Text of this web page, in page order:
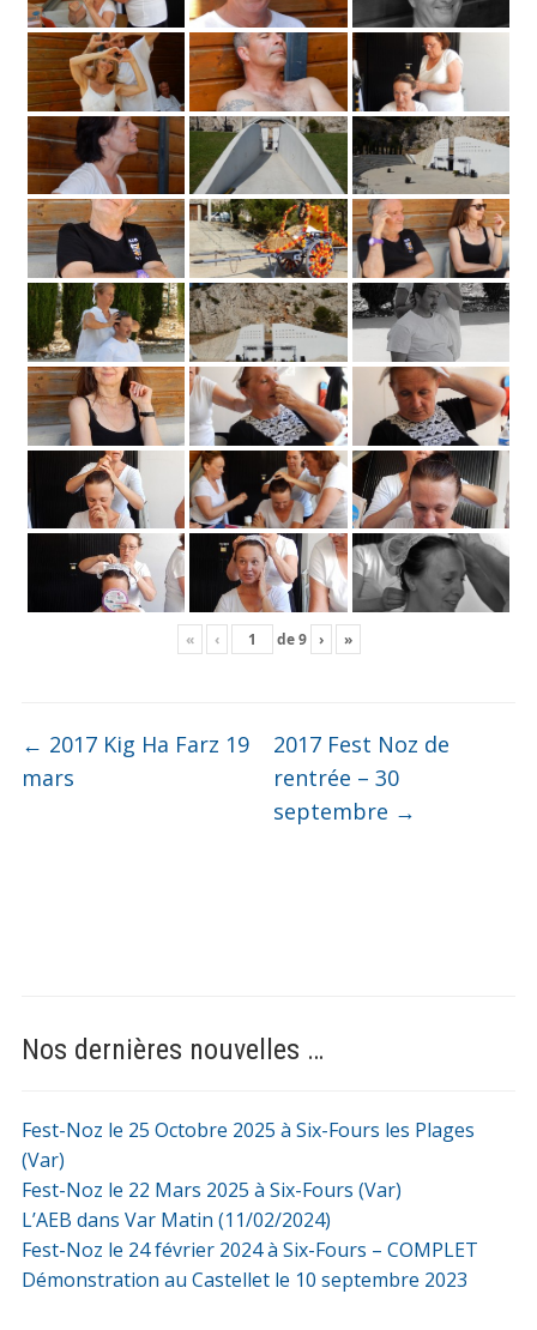
« ‹ de9 › »
← 2017 Kig Ha Farz 19
mars
2017 Fest Noz de
rentrée – 30
septembre →
Nos dernières nouvelles …
Fest-Noz le 25 Octobre 2025 à Six-Fours les Plages
(Var)
Fest-Noz le 22 Mars 2025 à Six-Fours (Var)
L’AEB dans Var Matin (11/02/2024)
Fest-Noz le 24 février 2024 à Six-Fours – COMPLET
Démonstration au Castellet le 10 septembre 2023